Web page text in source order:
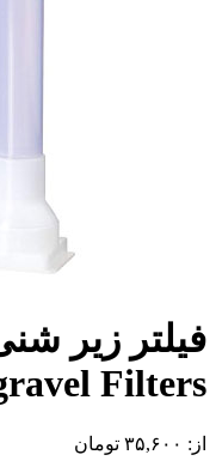
فیلتر زیر
Filters
از: ۳۵,۶۰۰ تومان